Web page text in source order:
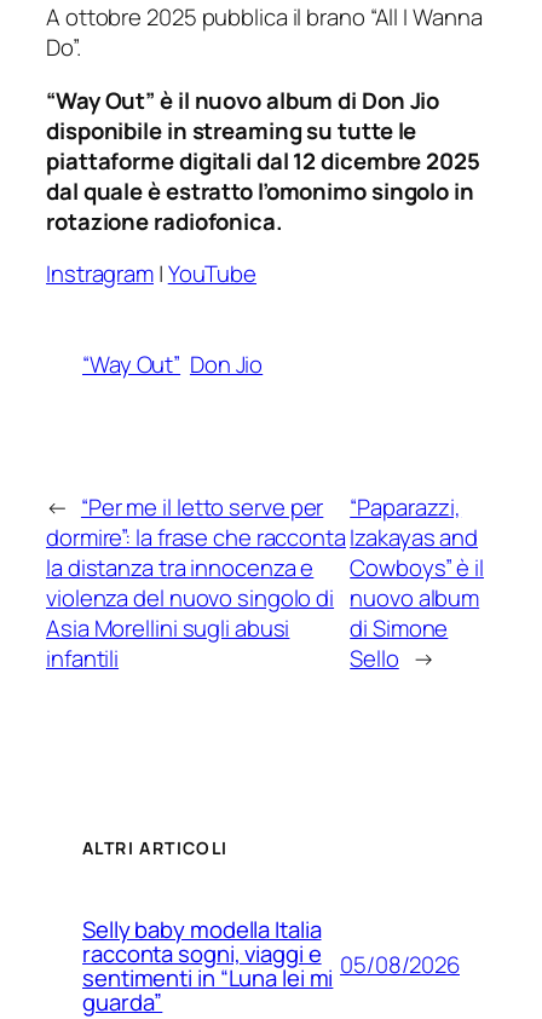
A ottobre 2025 pubblica il brano “All I Wanna
Do”.
“Way Out” è il nuovo album di Don Jio
disponibile in streaming su tutte le
piattaforme digitali dal 12 dicembre 2025
dal quale è estratto l’omonimo singolo in
rotazione radiofonica.
Instragram|YouTube
“Way Out” Don Jio
← “Per me il letto serve per
dormire”: la frase che racconta
la distanza tra innocenza e
violenza del nuovo singolo di
Asia Morellini sugli abusi
infantili
“Paparazzi,
Izakayas and
Cowboys” è il
nuovo album
di Simone
Sello →
ALTRI ARTICOLI
Selly baby modella Italia
racconta sogni, viaggi e
sentimenti in “Luna lei mi
guarda”
05/08/2026